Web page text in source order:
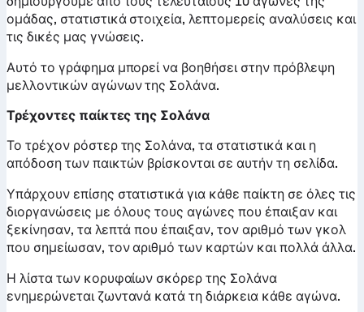
ομάδας, στατιστικά στοιχεία, λεπτομερείς αναλύσεις και
τις δικές μας γνώσεις.
Αυτό το γράφημα μπορεί να βοηθήσει στην πρόβλεψη
μελλοντικών αγώνων της Σολάνα.
Τρέχοντες παίκτες της Σολάνα
Το τρέχον ρόστερ της Σολάνα, τα στατιστικά και η
απόδοση των παικτών βρίσκονται σε αυτήν τη σελίδα.
Υπάρχουν επίσης στατιστικά για κάθε παίκτη σε όλες τις
διοργανώσεις με όλους τους αγώνες που έπαιξαν και
ξεκίνησαν, τα λεπτά που έπαιξαν, τον αριθμό των γκολ
που σημείωσαν, τον αριθμό των καρτών και πολλά άλλα.
Η λίστα των κορυφαίων σκόρερ της Σολάνα
ενημερώνεται ζωντανά κατά τη διάρκεια κάθε αγώνα.